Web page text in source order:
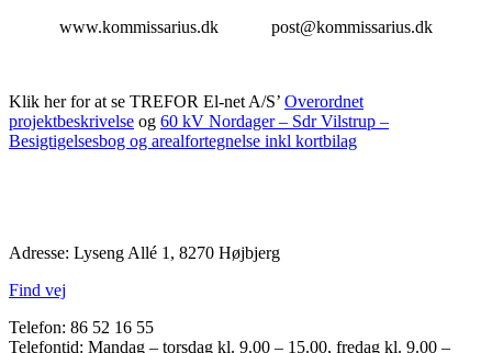
www.kommissarius.dk post@kommissarius.dk
Klik her for at se TREFOR El-net A/S’ Overordnet
projektbeskrivelse og 60 kV Nordager – Sdr Vilstrup –
Besigtigelsesbog og arealfortegnelse inkl kortbilag
Adresse: Lyseng Allé 1, 8270 Højbjerg
Find vej
Telefon: 86 52 16 55
Telefontid: Mandag – torsdag kl. 9.00 – 15.00, fredag kl. 9.00 –